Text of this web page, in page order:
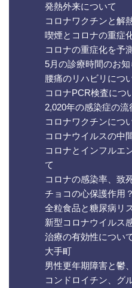
発熱外来について
コロナワクチンと解
喫煙とコロナの重症
コロナの重症化を予
5月の診療時間のお
腰痛のリハビリにつ
コロナPCR検査につ
2,020年の感染症の流
コロナワクチンにつ
コロナウイルスの中
コロナとインフルエ
て
コロナの感染率、致
チョコの心保護作用？
全粒食品と糖尿病リ
新型コロナウイルス
治療の有効性につい
大手町
男性更年期障害と鬱
コンドロイチン、グ